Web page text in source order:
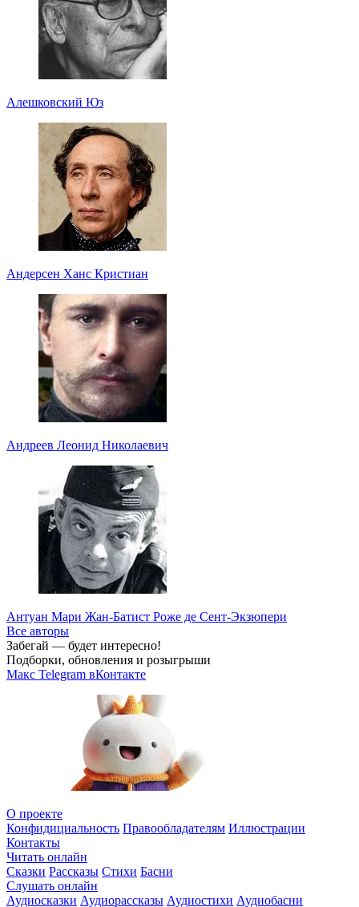
Алешковский Юз
Андерсен Ханс Кристиан
Андреев Леонид Николаевич
Антуан Мари Жан-Батист Роже де Сент-Экзюпери
Все авторы
Забегай — будет интересно!
Подборки, обновления и розыгрыши
Макс Telegram вКонтакте
О проекте
Конфидициальность Правообладателям Иллюстрации
Контакты
Читать онлайн
Сказки Рассказы Стихи Басни
Слушать онлайн
Аудиосказки Аудиорассказы Аудиостихи Аудиобасни